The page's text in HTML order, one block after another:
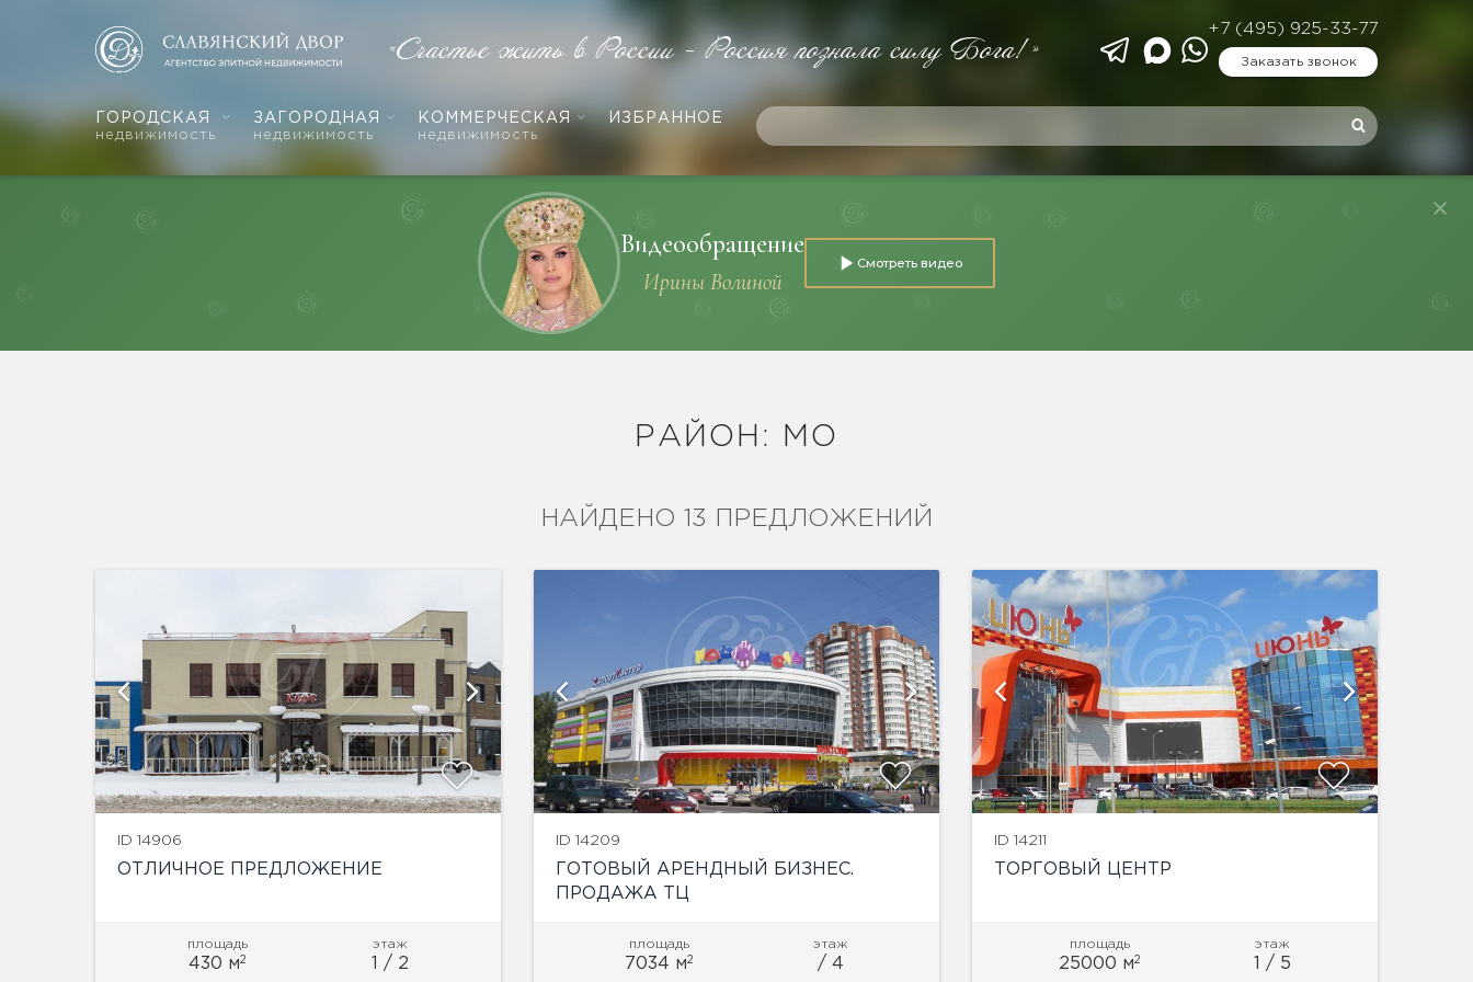
ГОРОДСКАЯ
недвижимость
ЗАГОРОДНАЯ
недвижимость
КОММЕРЧЕСКАЯ
недвижимость
ИЗБРАННОЕ
«Счастье жить в России - Россия познала силу Бога!»
+7 (495) 925-33-77
Заказать звонок
Видеообращение
Ирины Волиной
Смотреть видео
РАЙОН: МО
НАЙДЕНО 13 ПРЕДЛОЖЕНИЙ
ID 14906
ОТЛИЧНОЕ ПРЕДЛОЖЕНИЕ
площадь
430 м2
этаж
1 / 2
ID 14209
ГОТОВЫЙ АРЕНДНЫЙ БИЗНЕС.
ПРОДАЖА ТЦ
площадь
7034 м2
этаж
/ 4
ID 14211
ТОРГОВЫЙ ЦЕНТР
площадь
25000 м2
этаж
1 / 5